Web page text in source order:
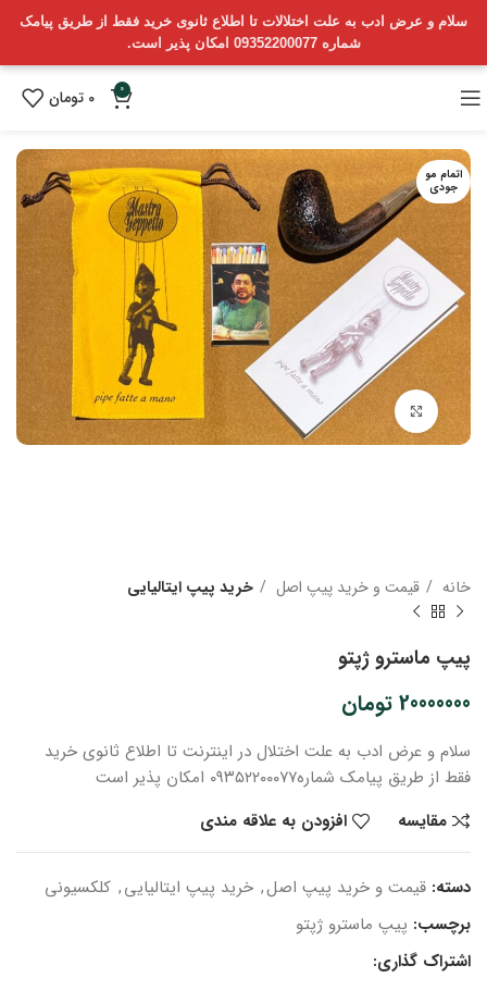
سلام و عرض ادب به علت اختلالات تا اطلاع ثانوی خرید فقط از طریق پیامک
شماره 09352200077 امکان پذیر است.
0
0 تومان
اتمام مو
جودی
بزرگنمایی تصویر
خانه قیمت و خرید پیپ اصل خرید پیپ ایتالیایی
پیپ ماسترو ژپتو
20000000 تومان
سلام و عرض ادب به علت اختلال در اینترنت تا اطلاع ثانوی خرید
فقط از طریق پیامک شماره۰۹۳۵۲۲۰۰۰۷۷ امکان پذیر است
مقایسه
افزودن به علاقه مندی
دسته: قیمت و خرید پیپ اصل, خرید پیپ ایتالیایی, کلکسیونی
برچسب: پیپ ماسترو ژپتو
اشتراک گذاری: